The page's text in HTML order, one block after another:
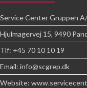
Service Center Gruppen
Hjulmagervej 15, 9490
Tlf: +45 70 10 10 19
Email: info@scgrep.dk
Website: